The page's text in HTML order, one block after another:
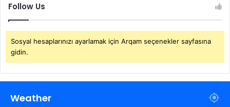
Follow Us
Sosyal hesaplarınızı ayarlamak için Arqam seçenekler sayfasına
gidin.
Weather